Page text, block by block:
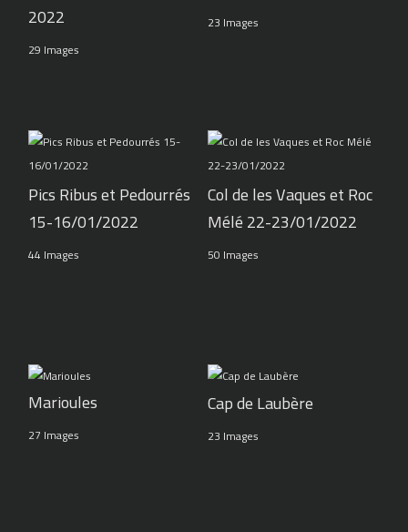
2022
29 Images
23 Images
Pics Ribus et Pedourrés
15-16/01/2022
44 Images
Col de les Vaques et Roc
Mélé 22-23/01/2022
50 Images
Marioules
27 Images
Cap de Laubère
23 Images